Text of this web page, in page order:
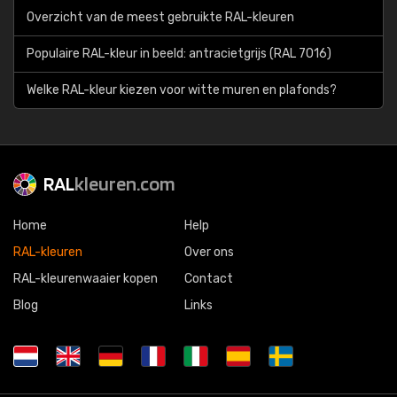
Overzicht van de meest gebruikte RAL-kleuren
Populaire RAL-kleur in beeld: antracietgrijs (RAL 7016)
Welke RAL-kleur kiezen voor witte muren en plafonds?
RALkleuren.com
Home
RAL-kleuren
RAL-kleurenwaaier kopen
Blog
Help
Over ons
Contact
Links